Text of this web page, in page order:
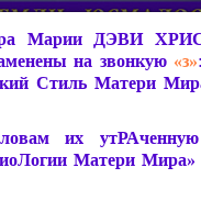
Марии ДЭВИ
на звонкую «з»
Стиль Матери
их утРАченную
Матери